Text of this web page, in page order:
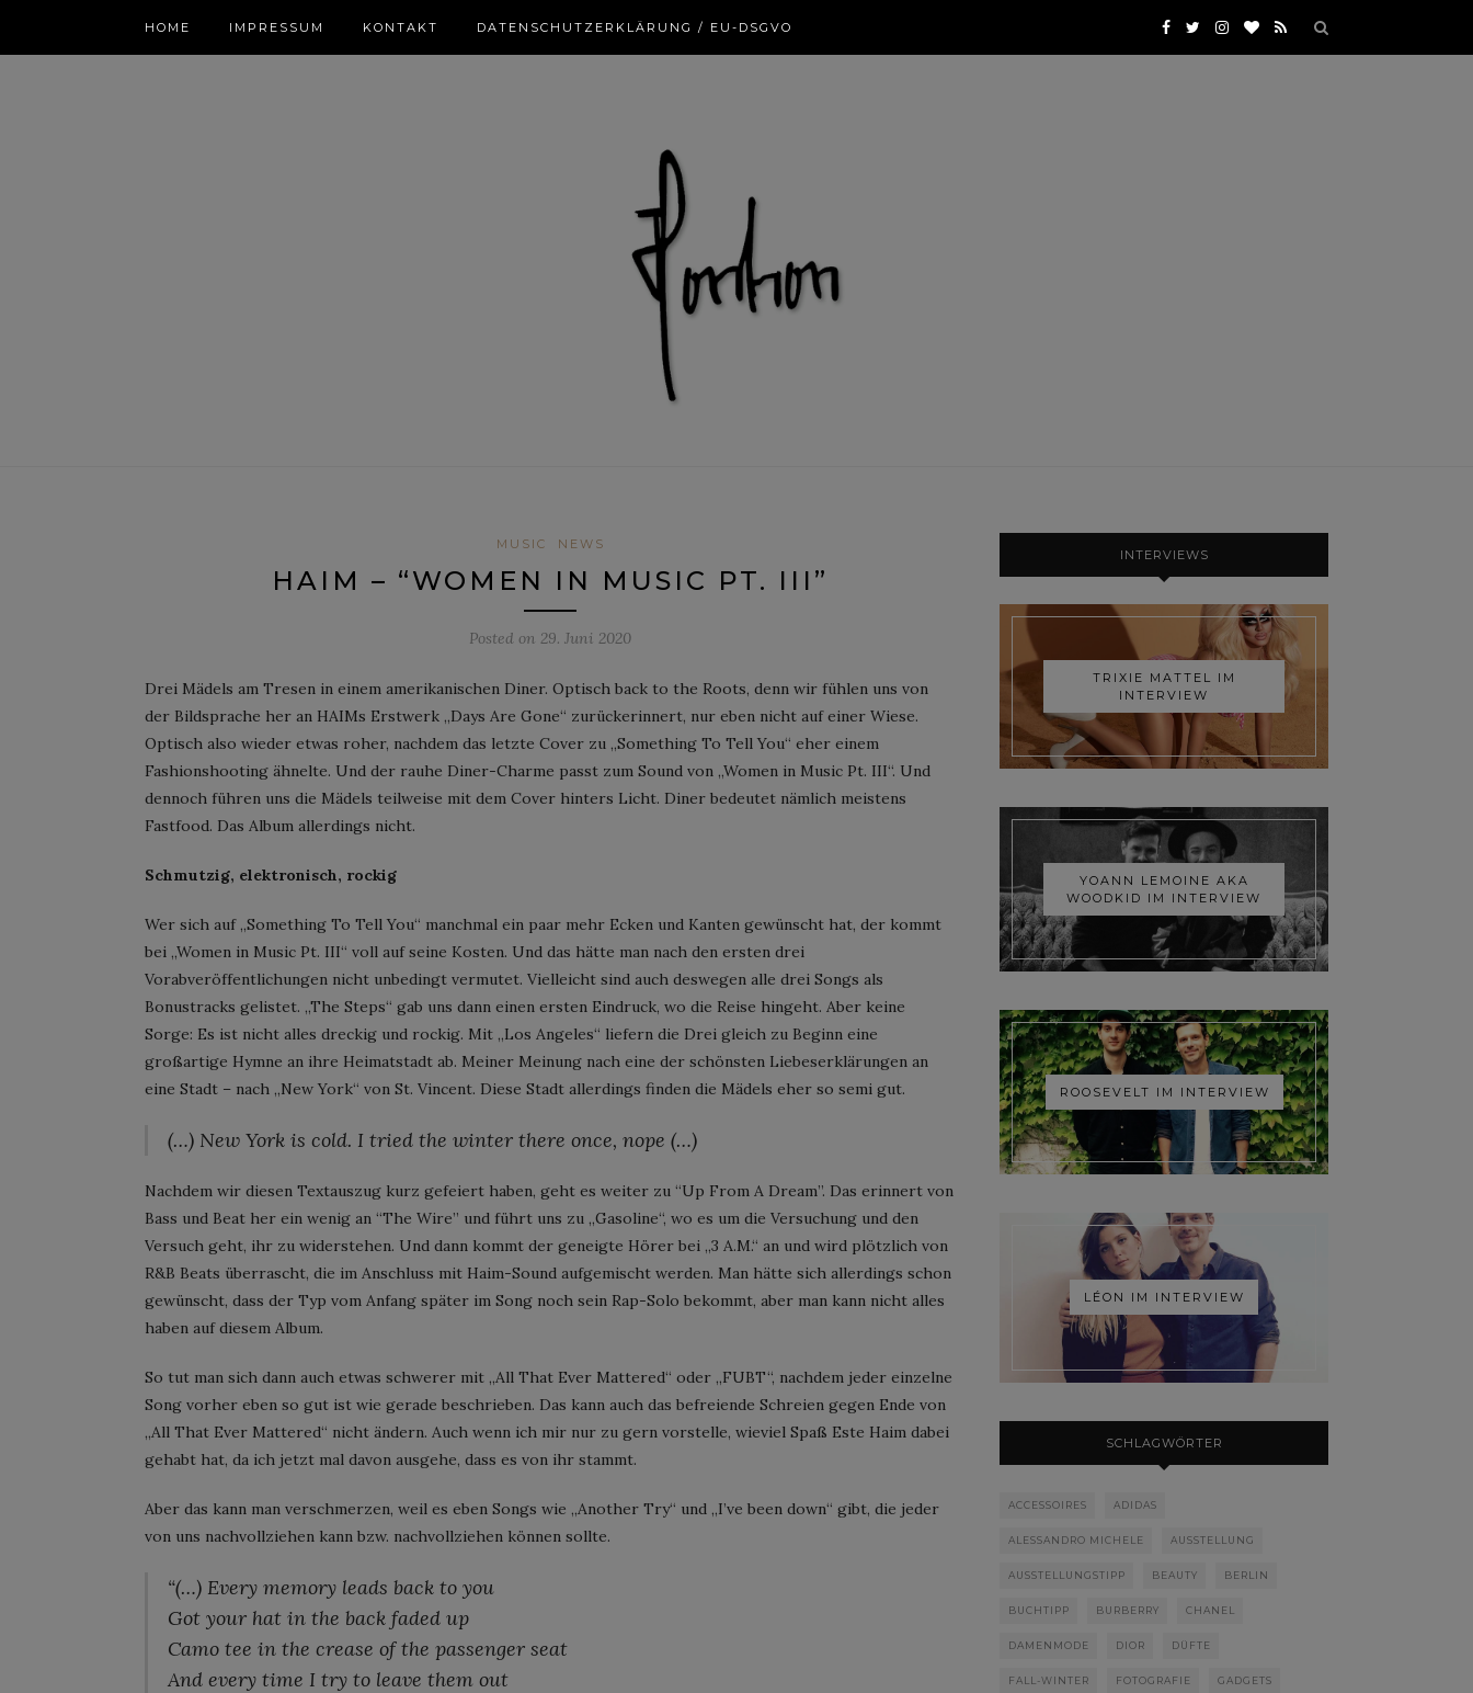
HOME IMPRESSUM KONTAKT DATENSCHUTZERKLÄRUNG / EU-DSGVO
MUSIC NEWS
HAIM – “WOMEN IN MUSIC PT. III”
Posted on 29. Juni 2020
Drei Mädels am Tresen in einem amerikanischen Diner. Optisch back to the Roots, denn wir fühlen uns von
der Bildsprache her an HAIMs Erstwerk „Days Are Gone“ zurückerinnert, nur eben nicht auf einer Wiese.
Optisch also wieder etwas roher, nachdem das letzte Cover zu „Something To Tell You“ eher einem
Fashionshooting ähnelte. Und der rauhe Diner-Charme passt zum Sound von „Women in Music Pt. III“. Und
dennoch führen uns die Mädels teilweise mit dem Cover hinters Licht. Diner bedeutet nämlich meistens
Fastfood. Das Album allerdings nicht.
Schmutzig, elektronisch, rockig
Wer sich auf „Something To Tell You“ manchmal ein paar mehr Ecken und Kanten gewünscht hat, der kommt
bei „Women in Music Pt. III“ voll auf seine Kosten. Und das hätte man nach den ersten drei
Vorabveröffentlichungen nicht unbedingt vermutet. Vielleicht sind auch deswegen alle drei Songs als
Bonustracks gelistet. „The Steps“ gab uns dann einen ersten Eindruck, wo die Reise hingeht. Aber keine
Sorge: Es ist nicht alles dreckig und rockig. Mit „Los Angeles“ liefern die Drei gleich zu Beginn eine
großartige Hymne an ihre Heimatstadt ab. Meiner Meinung nach eine der schönsten Liebeserklärungen an
eine Stadt – nach „New York“ von St. Vincent. Diese Stadt allerdings finden die Mädels eher so semi gut.
(…) New York is cold. I tried the winter there once, nope (…)
Nachdem wir diesen Textauszug kurz gefeiert haben, geht es weiter zu “Up From A Dream”. Das erinnert von
Bass und Beat her ein wenig an “The Wire” und führt uns zu „Gasoline“, wo es um die Versuchung und den
Versuch geht, ihr zu widerstehen. Und dann kommt der geneigte Hörer bei „3 A.M.“ an und wird plötzlich von
R&B Beats überrascht, die im Anschluss mit Haim-Sound aufgemischt werden. Man hätte sich allerdings schon
gewünscht, dass der Typ vom Anfang später im Song noch sein Rap-Solo bekommt, aber man kann nicht alles
haben auf diesem Album.
So tut man sich dann auch etwas schwerer mit „All That Ever Mattered“ oder „FUBT“, nachdem jeder einzelne
Song vorher eben so gut ist wie gerade beschrieben. Das kann auch das befreiende Schreien gegen Ende von
„All That Ever Mattered“ nicht ändern. Auch wenn ich mir nur zu gern vorstelle, wieviel Spaß Este Haim dabei
gehabt hat, da ich jetzt mal davon ausgehe, dass es von ihr stammt.
Aber das kann man verschmerzen, weil es eben Songs wie „Another Try“ und „I’ve been down“ gibt, die jeder
von uns nachvollziehen kann bzw. nachvollziehen können sollte.
“(…) Every memory leads back to you
Got your hat in the back faded up
Camo tee in the crease of the passenger seat
And every time I try to leave them out
INTERVIEWS
TRIXIE MATTEL IM
INTERVIEW
YOANN LEMOINE AKA
WOODKID IM INTERVIEW
ROOSEVELT IM INTERVIEW
LÉON IM INTERVIEW
SCHLAGWÖRTER
ACCESSOIRES ADIDAS
ALESSANDRO MICHELE AUSSTELLUNG
AUSSTELLUNGSTIPP BEAUTY BERLIN
BUCHTIPP BURBERRY CHANEL
DAMENMODE DIOR DÜFTE
FALL-WINTER FOTOGRAFIE GADGETS